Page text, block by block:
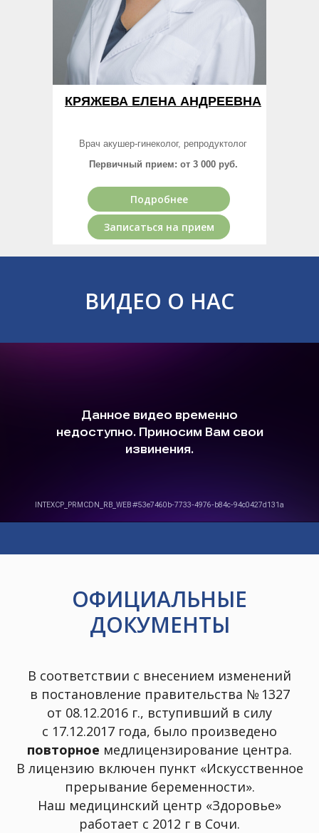
Записаться на прием
КРЯЖЕВА ЕЛЕНА АНДРЕЕВНА
Врач акушер-гинеколог, репродуктолог
Первичный прием: от 3 000 руб.
Подробнее
ВИДЕО О НАС
ОФИЦИАЛЬНЫЕ
ДОКУМЕНТЫ
В соответствии с внесением изменений
в постановление правительства № 1327
от 08.12.2016 г., вступивший в силу
с 17.12.2017 года, было произведено
повторное медлицензирование центра.
В лицензию включен пункт «Искусственное
прерывание беременности».
Наш медицинский центр «Здоровье»
работает с 2012 г в Сочи.